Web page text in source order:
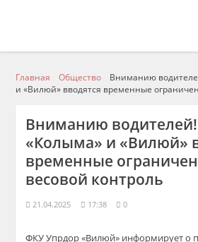
Главная Общество
Вниманию
и «Вилюй» вводятся временные
Вниманию водителей!
«Колыма» и «Вилюй»
временные
весовой контроль
21.04.2025 17:38 0
ФКУ Упрдор «Вилюй» информирует о